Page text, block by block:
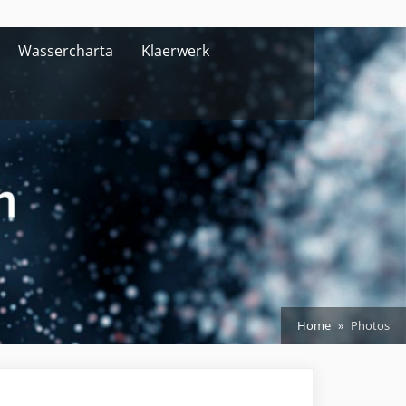
Wassercharta Klaerwerk
Home Photos